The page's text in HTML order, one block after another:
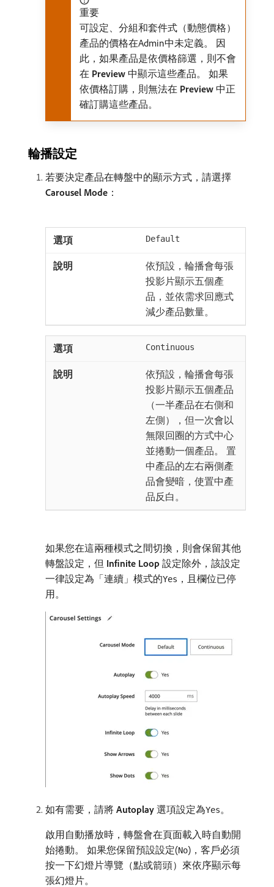
重要
可設定、分組和套件式（動態價格）
產品的價格在Admin中未定義。 因
此，如果產品是依價格篩選，則不會
在​ Preview ​中顯示這些產品。 如果
依價格訂購，則無法在​ Preview ​中正
確訂購這些產品。
輪播設定
若要決定產品在轉盤中的顯示方式，請選擇​
Carousel Mode ：
Default
依預設，輪播會每張
投影片顯示五個產
品，並依需求回應式
減少產品數量。
Continuous
依預設，輪播會每張
投影片顯示五個產品
（一半產品在右側和
左側），但一次會以
無限回圈的方式中心
並捲動一個產品。 置
中產品的左右兩側產
品會變暗，使置中產
品反白。
如果您在這兩種模式之間切換，則會保留其他
轉盤設定，但​ Infinite Loop ​設定除外，該設定
一律設定為「連續」模式的Yes ，且欄位已停
用。
如有需要，請將​ Autoplay ​選項設定為Yes。
啟用自動播放時，轉盤會在頁面載入時自動開
始捲動。 如果您保留預設設定(No)，客戶必須
按一下幻燈片導覽（點或箭頭）來依序顯示每
張幻燈片。